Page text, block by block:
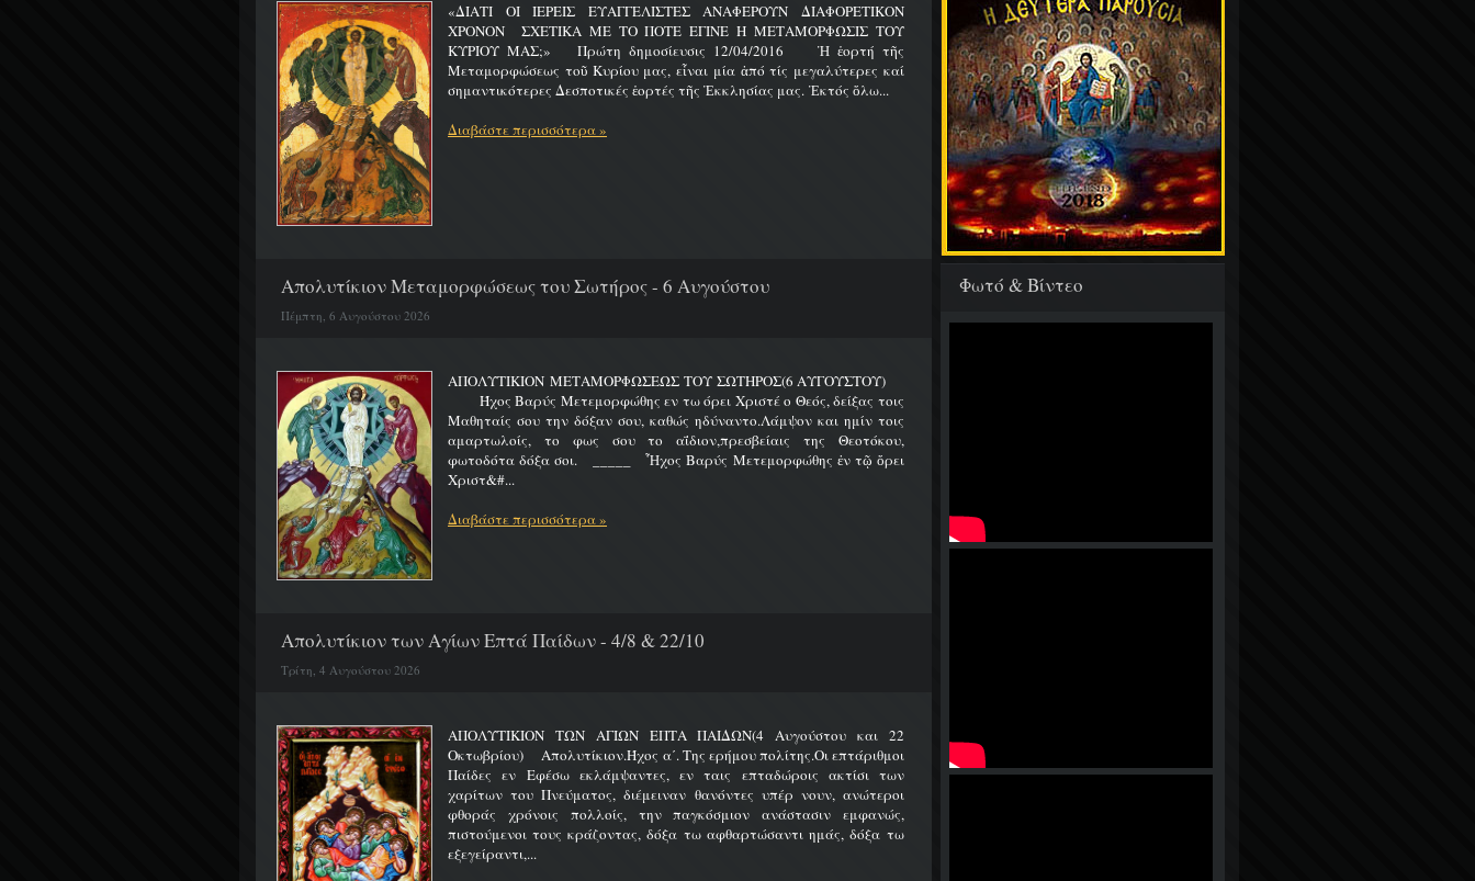
Φωτό & Βίντεο
«ΔΙΑΤΙ ΟΙ ΙΕΡΕΙΣ ΕΥΑΓΓΕΛΙΣΤΕΣ ΑΝΑΦΕΡΟΥΝ ΔΙΑΦΟΡΕΤΙΚΟΝ
ΧΡΟΝΟΝ ΣΧΕΤΙΚΑ ΜΕ ΤΟ ΠΟΤΕ ΕΓΙΝΕ Η ΜΕΤΑΜΟΡΦΩΣΙΣ ΤΟΥ
ΚΥΡΙΟΥ ΜΑΣ;» Πρώτη δημοσίευσις 12/04/2016 Ἡ ἑορτή τῆς
Μεταμορφώσεως τοῦ Κυρίου μας, εἶναι μία ἀπό τίς μεγαλύτερες καί
σημαντικότερες Δεσποτικές ἑορτές τῆς Ἐκκλησίας μας. Ἐκτός ὅλω...
Διαβάστε περισσότερα »
Απολυτίκιον Μεταμορφώσεως του Σωτήρος - 6 Αυγούστου
Πέμπτη, 6 Αυγούστου 2026
ΑΠΟΛΥΤΙΚΙΟΝ ΜΕΤΑΜΟΡΦΩΣΕΩΣ ΤΟΥ ΣΩΤΗΡΟΣ(6 ΑΥΓΟΥΣΤΟΥ)
Ήχος Βαρύς Μετεμορφώθης εν τω όρει Χριστέ ο Θεός, δείξας τοις
Μαθηταίς σου την δόξαν σου, καθώς ηδύναντο.Λάμψον και ημίν τοις
αμαρτωλοίς, το φως σου το αΐδιον,πρεσβείαις της Θεοτόκου,
φωτοδότα δόξα σοι. _____ Ἦχος Βαρύς Μετεμορφώθης ἐν τῷ ὄρει
Χριστ&#...
Διαβάστε περισσότερα »
Απολυτίκιον των Αγίων Επτά Παίδων - 4/8 & 22/10
Τρίτη, 4 Αυγούστου 2026
ΑΠΟΛΥΤΙΚΙΟΝ ΤΩΝ ΑΓΙΩΝ ΕΠΤΑ ΠΑΙΔΩΝ(4 Αυγούστου και 22
Οκτωβρίου) Απολυτίκιον.Ήχος α΄. Της ερήμου πολίτης.Οι επτάριθμοι
Παίδες εν Εφέσω εκλάμψαντες, εν ταις επταδώροις ακτίσι των
χαρίτων του Πνεύματος, διέμειναν θανόντες υπέρ νουν, ανώτεροι
φθοράς χρόνοις πολλοίς, την παγκόσμιον ανάστασιν εμφανώς,
πιστούμενοι τους κράζοντας, δόξα τω αφθαρτώσαντι ημάς, δόξα τω
εξεγείραντι,...